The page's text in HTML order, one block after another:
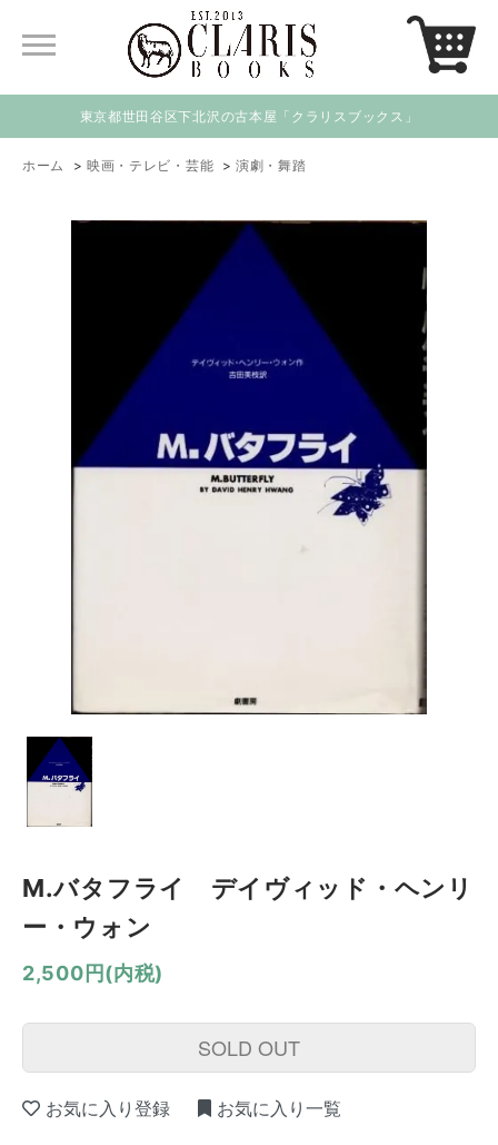
東京都世田谷区下北沢の古本屋「クラリスブックス」
ホーム > 映画・テレビ・芸能 >演劇・舞踏
M.バタフライ デイヴィッド・ヘンリ
ー・ウォン
2,500円(内税)
SOLD OUT
お気に入り登録 お気に入り一覧